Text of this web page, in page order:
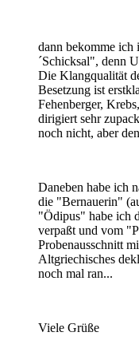
dann bekomme ich
´Schicksal", denn
Die Klangqualität
Besetzung ist
Fehenberger,
dirigiert sehr
noch nicht, aber
Daneben habe ich
die "Bernauerin"
"Ödipus" habe ich
verpaßt und vom
Probenausschnitt
Altgriechisches
noch mal ran...
Viele Grüße